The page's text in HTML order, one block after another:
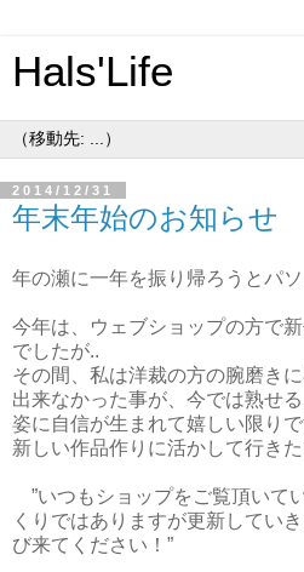
Hals'Life
2014/12/31
年末年始のお知らせ
年の瀬に一年を振り帰ろうとパ
今年は、ウェブショップの方で
でしたが..
その間、私は洋裁の方の腕磨き
出来なかった事が、今では熟せ
姿に自信が生まれて嬉しい限り
新しい作品作りに活かして行きた
”いつもショップをご覧頂いて
くりではありますが更新してい
び来てください！”